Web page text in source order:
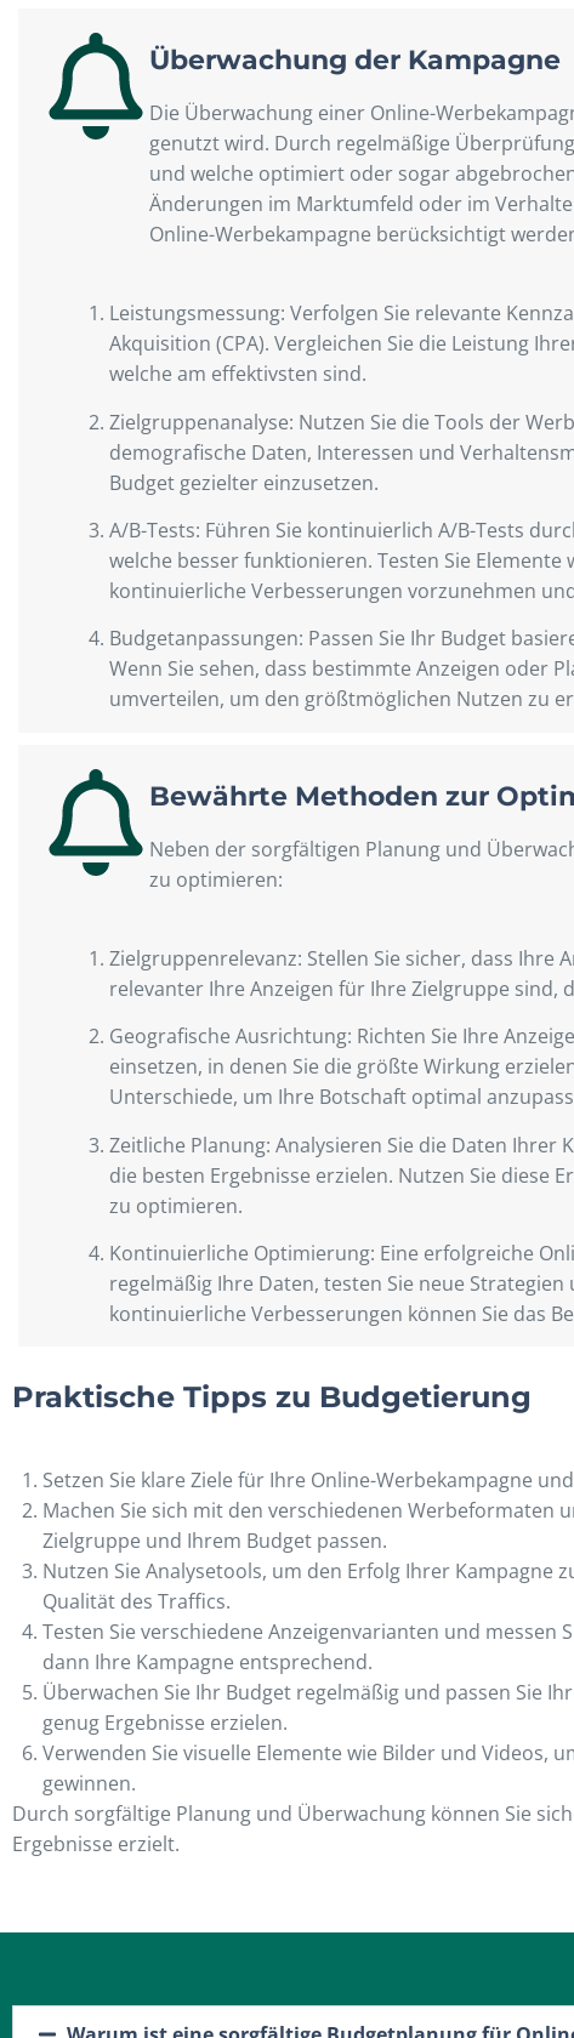
Überwachung der Kampagne
Die Überwachung einer Online-
genutzt wird. Durch regelmäßige
und welche optimiert oder sogar
Änderungen im Marktumfeld oder im
Online-Werbekampagne berücksichtigt
Leistungsmessung: Verfolgen Sie relevante
Akquisition (CPA). Vergleichen Sie die Leistung
welche am effektivsten sind.
Zielgruppenanalyse: Nutzen Sie die Tools der
demografische Daten, Interessen und
Budget gezielter einzusetzen.
A/B-Tests: Führen Sie kontinuierlich A/B-Tests
welche besser funktionieren. Testen Sie
kontinuierliche Verbesserungen vorzunehmen
Budgetanpassungen: Passen Sie Ihr Budget
Wenn Sie sehen, dass bestimmte Anzeigen oder
umverteilen, um den größtmöglichen Nutzen zu
Bewährte Methoden zur
Neben der sorgfältigen Planung und
zu optimieren:
Zielgruppenrelevanz: Stellen Sie sicher, dass Ihre
relevanter Ihre Anzeigen für Ihre Zielgruppe
Geografische Ausrichtung: Richten Sie Ihre
einsetzen, in denen Sie die größte Wirkung
Unterschiede, um Ihre Botschaft optimal
Zeitliche Planung: Analysieren Sie die Daten
die besten Ergebnisse erzielen. Nutzen Sie diese
zu optimieren.
Kontinuierliche Optimierung: Eine erfolgreiche
regelmäßig Ihre Daten, testen Sie neue
kontinuierliche Verbesserungen können Sie das
Praktische Tipps zu Budgetierung
Setzen Sie klare Ziele für Ihre Online-Werbekampagne
Machen Sie sich mit den verschiedenen
Zielgruppe und Ihrem Budget passen.
Nutzen Sie Analysetools, um den Erfolg Ihrer Kampagne
Qualität des Traffics.
Testen Sie verschiedene Anzeigenvarianten und
dann Ihre Kampagne entsprechend.
Überwachen Sie Ihr Budget regelmäßig und passen Sie
genug Ergebnisse erzielen.
Verwenden Sie visuelle Elemente wie Bilder und
gewinnen.
Durch sorgfältige Planung und Überwachung können Sie
Ergebnisse erzielt.